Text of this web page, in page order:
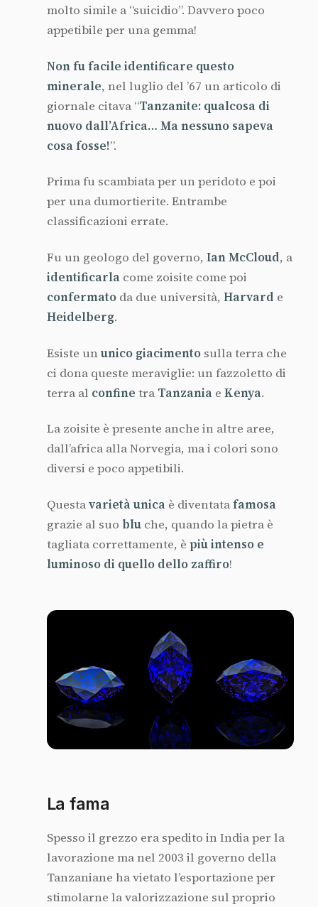
molto simile a “suicidio”. Davvero poco
appetibile per una gemma!
Non fu facile identificare questo
minerale, nel luglio del ’67 un articolo di
giornale citava “Tanzanite: qualcosa di
nuovo dall’Africa… Ma nessuno sapeva
cosa fosse!”.
Prima fu scambiata per un peridoto e poi
per una dumortierite. Entrambe
classificazioni errate.
Fu un geologo del governo, Ian McCloud, a
identificarla come zoisite come poi
confermatoda due università, Harvard e
Heidelberg.
Esiste ununico giacimento sulla terra che
ci dona queste meraviglie: un fazzoletto di
terra al confine tra Tanzania e Kenya.
La zoisite è presente anche in altre aree,
dall’africa alla Norvegia, ma i colori sono
diversi e poco appetibili.
Questavarietà unica è diventatafamosa
grazie al suo bluche, quando la pietra è
tagliata correttamente, è più intenso e
luminoso di quello dello zaffiro!
La fama
Spesso il grezzo era spedito in India per la
lavorazione ma nel 2003 il governo della
Tanzaniane ha vietato l’esportazione per
stimolarne la valorizzazione sul proprio